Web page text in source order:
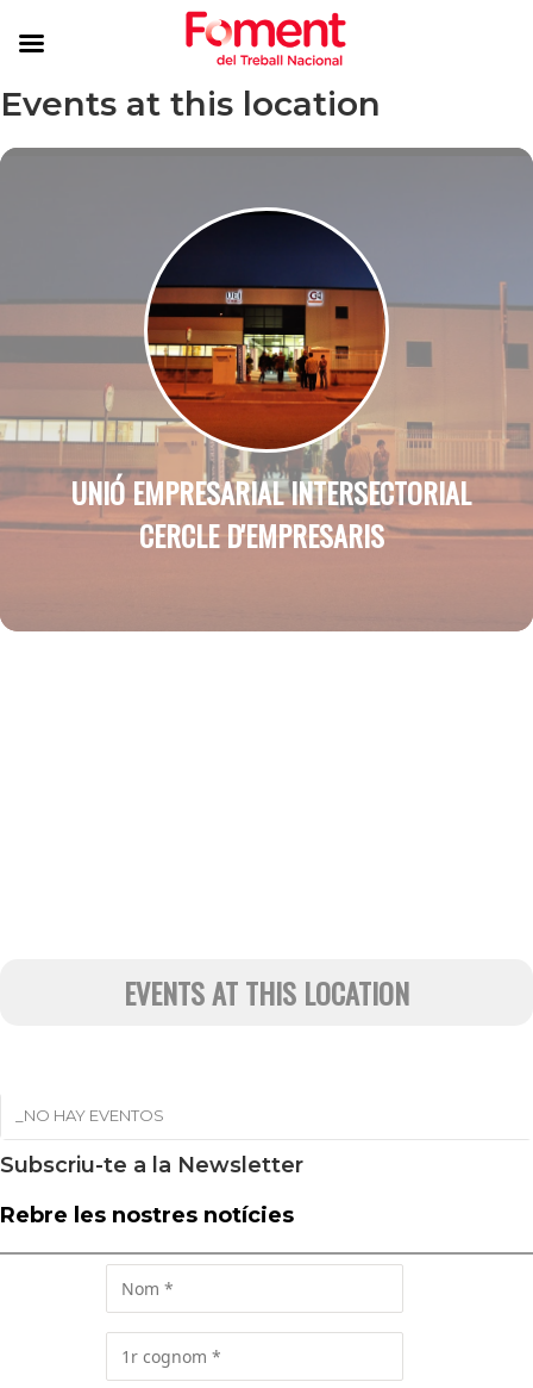
Events at this location
UNIÓ EMPRESARIAL INTERSECTORIAL
CERCLE D'EMPRESARIS
EVENTS AT THIS LOCATION
_NO HAY EVENTOS
Subscriu-te a la Newsletter
Rebre les nostres notícies